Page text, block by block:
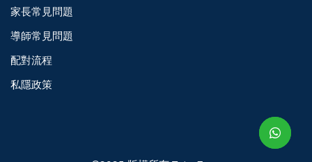
家長常見問題
導師常見問題
配對流程
私隱政策